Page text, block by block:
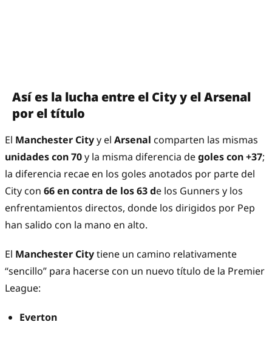
Así es la lucha entre el City y el Arsenal
por el título
El Manchester Cityy el Arsenal comparten las mismas
unidades con 70y la misma diferencia degoles con +37;
la diferencia recae en los goles anotados por parte del
City con 66 en contra de los 63 de los Gunners y los
enfrentamientos directos, donde los dirigidos por Pep
han salido con la mano en alto.
El Manchester Citytiene un camino relativamente
“sencillo” para hacerse con un nuevo título de la Premier
League:
Everton